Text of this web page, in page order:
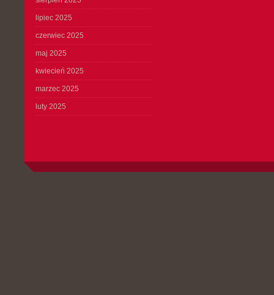
lipiec 2025
czerwiec 2025
maj 2025
kwiecień 2025
marzec 2025
luty 2025